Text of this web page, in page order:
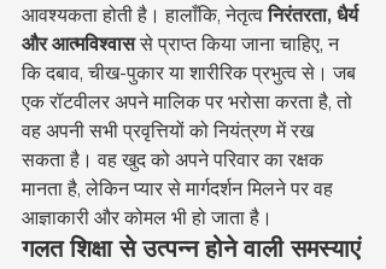
आवश्यकता होती है। हालाँकि, नेतृत्व निरंतरता, धैर्य
और आत्मविश्वास से प्राप्त किया जाना चाहिए, न
कि दबाव, चीख-पुकार या शारीरिक प्रभुत्व से। जब
एक रॉटवीलर अपने मालिक पर भरोसा करता है, तो
वह अपनी सभी प्रवृत्तियों को नियंत्रण में रख
सकता है। वह खुद को अपने परिवार का रक्षक
मानता है, लेकिन प्यार से मार्गदर्शन मिलने पर वह
आज्ञाकारी और कोमल भी हो जाता है।
गलत शिक्षा से उत्पन्न होने वाली समस्याएं